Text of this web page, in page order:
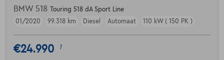
BMW 518
Touring 518 dA Sport Line
01/2020
99.318 km Diesel Automaat 110 kW ( 150 PK )
€24.990 1